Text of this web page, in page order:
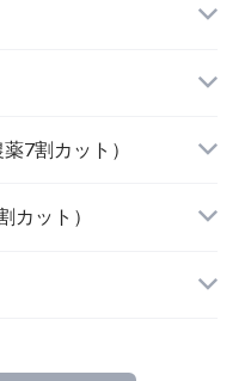
）
機栽培米）
米）
米）
)
ササニシキ
り
ン
米こしひかり
7割カット）
しひかり（兵
カット）